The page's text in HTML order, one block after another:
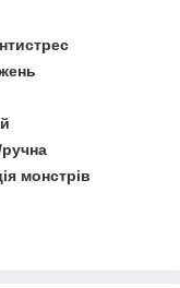
монстрів